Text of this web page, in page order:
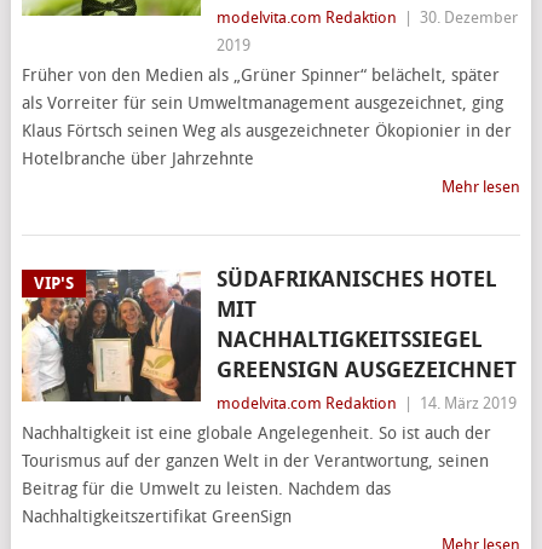
modelvita.com Redaktion
30. Dezember
2019
Früher von den Medien als „Grüner Spinner“ belächelt, später
als Vorreiter für sein Umweltmanagement ausgezeichnet, ging
Klaus Förtsch seinen Weg als ausgezeichneter Ökopionier in der
Hotelbranche über Jahrzehnte
Mehr lesen
VIP'S
SÜDAFRIKANISCHES HOTEL
MIT
NACHHALTIGKEITSSIEGEL
GREENSIGN AUSGEZEICHNET
modelvita.com Redaktion 14. März 2019
Nachhaltigkeit ist eine globale Angelegenheit. So ist auch der
Tourismus auf der ganzen Welt in der Verantwortung, seinen
Beitrag für die Umwelt zu leisten. Nachdem das
Nachhaltigkeitszertifikat GreenSign
Mehr lesen